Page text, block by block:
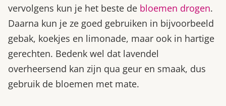
vervolgens kun je het beste de bloemen drogen.
Daarna kun je ze goed gebruiken in bijvoorbeeld
gebak, koekjes en limonade, maar ook in hartige
gerechten. Bedenk wel dat lavendel
overheersend kan zijn qua geur en smaak, dus
gebruik de bloemen met mate.